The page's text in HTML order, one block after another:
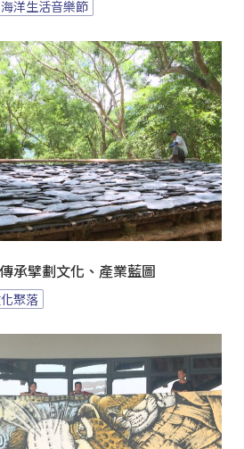
洋生活音樂節
承擘劃文化、產業藍圖
聚落